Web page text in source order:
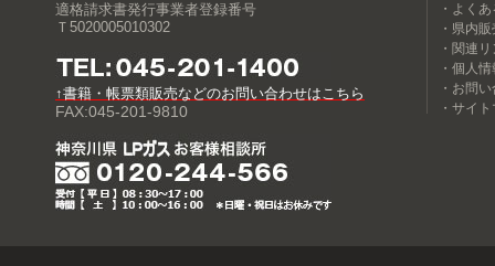
適格請求書発行事業者登録番号
Ｔ5020005010302
↑書籍・帳票類販売などのお問い合わせはこちら
FAX:045-201-9810
・よく
・県内
・関連
・個人
・お問
・サイ